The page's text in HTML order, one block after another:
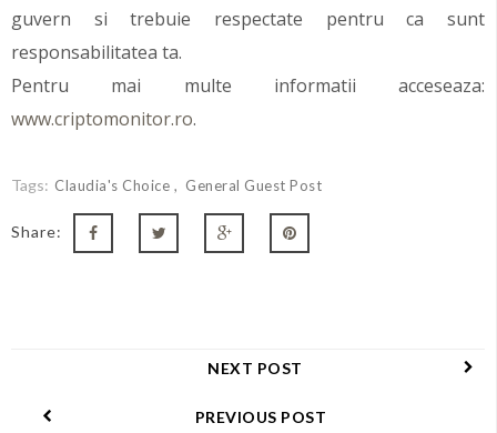
guvern si trebuie respectate pentru ca sunt
responsabilitatea ta.
Pentru mai multe informatii acceseaza:
www.criptomonitor.ro.
Tags: Claudia's Choice General Guest Post
Share:
NEXT POST
PREVIOUS POST